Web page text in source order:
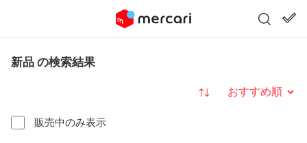
新品 の検索結果
販売中のみ表示
並び替え